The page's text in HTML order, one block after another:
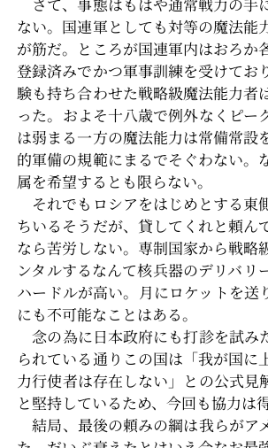
ない。国連軍としても対等の魔法能
が筋だ。ところが国連軍内はおろか
登録済みでかつ軍事訓練を受けてお
験も持ち合わせた戦略級魔法能力者
った。およそ十八歳で例外なくピー
は弱まる一方の魔法能力は常備常設
的軍備の規範にまるでそぐわない。
属を希望するとも限らない。
それでもロシアをはじめとする東
ちいるそうだが、貸してくれと頼ん
なら苦労しない。専制国家から戦略
ンタルするなんて核兵器のデリバリ
ハードルが高い。月にロケットを
にも不可能なことはある。
念の為に日本政府にも打診を試み
られている通りこの国は「我が国に
力行使者は存在しない」との公式見
と堅持しているため、今回も協力は
結局、最後の頼みの綱は我らがア